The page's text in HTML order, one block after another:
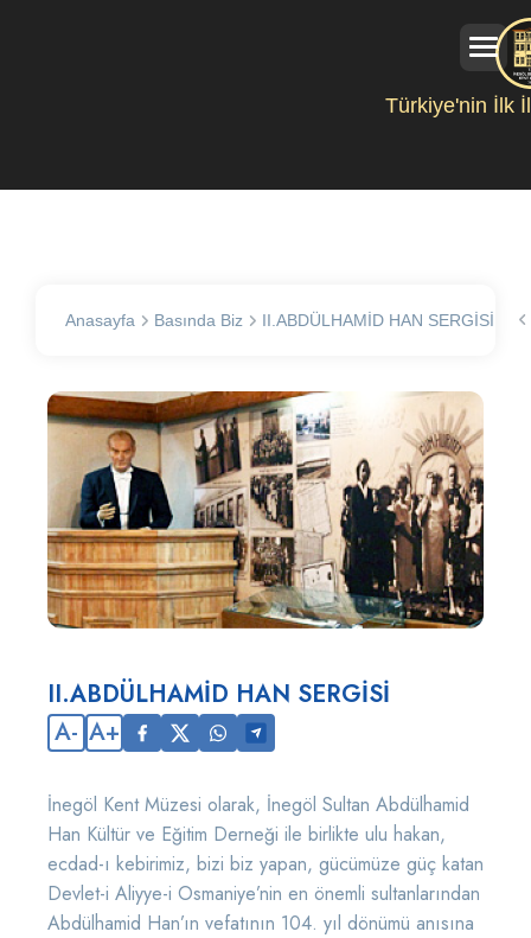
Türkiye'nin İlk
Anasayfa Basında Biz II.ABDÜLHAMİD HAN SERGİSİ
II.ABDÜLHAMİD HAN SERGİSİ
A- A+
İnegöl Kent Müzesi olarak, İnegöl Sultan Abdülhamid
Han Kültür ve Eğitim Derneği ile birlikte ulu hakan,
ecdad-ı kebirimiz, bizi biz yapan, gücümüze güç katan
Devlet-i Aliyye-i Osmaniye’nin en önemli sultanlarından
Abdülhamid Han’ın vefatının 104. yıl dönümü anısına